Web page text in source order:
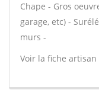
Chape - Gros
garage, etc) -
murs -
Voir la fiche artisan